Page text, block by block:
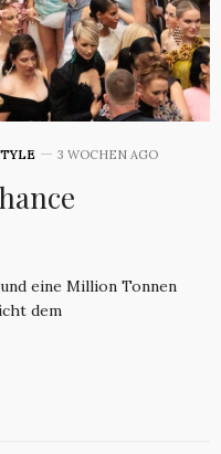
3 WOCHEN AGO
eine Million Tonnen
dem